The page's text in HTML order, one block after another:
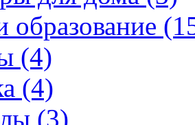
образование
(4)
(4)
(3)